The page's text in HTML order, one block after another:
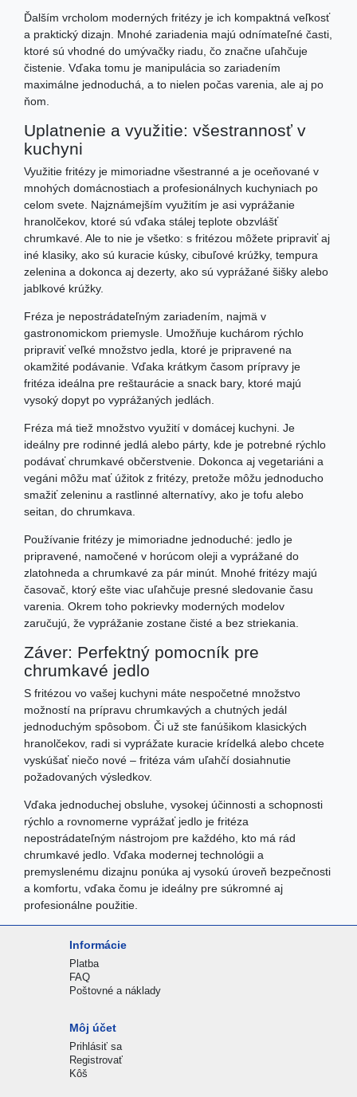
Ďalším vrcholom moderných fritézy je ich kompaktná veľkosť
a praktický dizajn. Mnohé zariadenia majú odnímateľné časti,
ktoré sú vhodné do umývačky riadu, čo značne uľahčuje
čistenie. Vďaka tomu je manipulácia so zariadením
maximálne jednoduchá, a to nielen počas varenia, ale aj po
ňom.
Uplatnenie a využitie: všestrannosť v
kuchyni
Využitie fritézy je mimoriadne všestranné a je oceňované v
mnohých domácnostiach a profesionálnych kuchyniach po
celom svete. Najznámejším využitím je asi vyprážanie
hranolčekov, ktoré sú vďaka stálej teplote obzvlášť
chrumkavé. Ale to nie je všetko: s fritézou môžete pripraviť aj
iné klasiky, ako sú kuracie kúsky, cibuľové krúžky, tempura
zelenina a dokonca aj dezerty, ako sú vyprážané šišky alebo
jablkové krúžky.
Fréza je nepostrádateľným zariadením, najmä v
gastronomickom priemysle. Umožňuje kuchárom rýchlo
pripraviť veľké množstvo jedla, ktoré je pripravené na
okamžité podávanie. Vďaka krátkym časom prípravy je
fritéza ideálna pre reštaurácie a snack bary, ktoré majú
vysoký dopyt po vyprážaných jedlách.
Fréza má tiež množstvo využití v domácej kuchyni. Je
ideálny pre rodinné jedlá alebo párty, kde je potrebné rýchlo
podávať chrumkavé občerstvenie. Dokonca aj vegetariáni a
vegáni môžu mať úžitok z fritézy, pretože môžu jednoducho
smažiť zeleninu a rastlinné alternatívy, ako je tofu alebo
seitan, do chrumkava.
Používanie fritézy je mimoriadne jednoduché: jedlo je
pripravené, namočené v horúcom oleji a vyprážané do
zlatohneda a chrumkavé za pár minút. Mnohé fritézy majú
časovač, ktorý ešte viac uľahčuje presné sledovanie času
varenia. Okrem toho pokrievky moderných modelov
zaručujú, že vyprážanie zostane čisté a bez striekania.
Záver: Perfektný pomocník pre
chrumkavé jedlo
S fritézou vo vašej kuchyni máte nespočetné množstvo
možností na prípravu chrumkavých a chutných jedál
jednoduchým spôsobom. Či už ste fanúšikom klasických
hranolčekov, radi si vyprážate kuracie krídelká alebo chcete
vyskúšať niečo nové – fritéza vám uľahčí dosiahnutie
požadovaných výsledkov.
Vďaka jednoduchej obsluhe, vysokej účinnosti a schopnosti
rýchlo a rovnomerne vyprážať jedlo je fritéza
nepostrádateľným nástrojom pre každého, kto má rád
chrumkavé jedlo. Vďaka modernej technológii a
premyslenému dizajnu ponúka aj vysokú úroveň bezpečnosti
a komfortu, vďaka čomu je ideálny pre súkromné ​​aj
profesionálne použitie.
Informácie
Platba
FAQ
Poštovné a náklady
Môj účet
Prihlásiť sa
Registrovať
Kôš